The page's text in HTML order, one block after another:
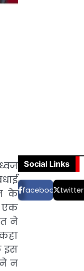
के
एक
ने
इस
ने न
Social Links
facebook twitter